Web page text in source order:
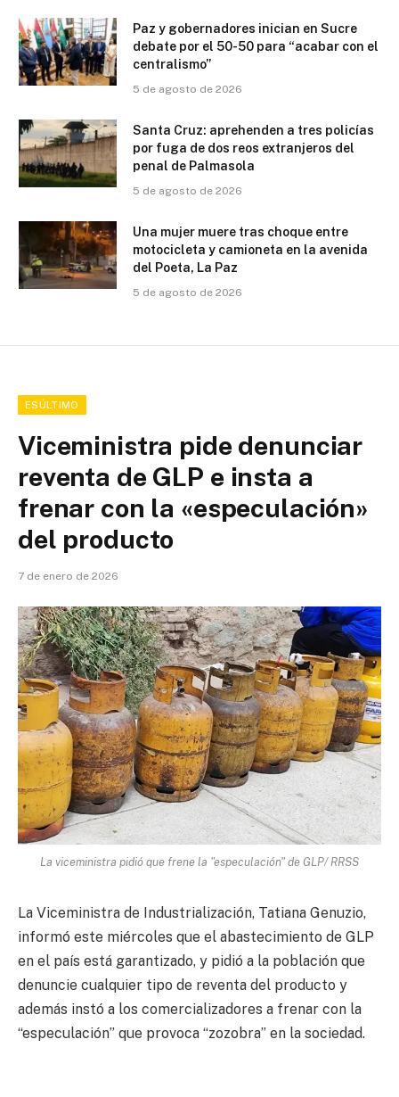
Paz y gobernadores inician en Sucre
debate por el 50-50 para “acabar con el
centralismo”
5 de agosto de 2026
Santa Cruz: aprehenden a tres policías
por fuga de dos reos extranjeros del
penal de Palmasola
5 de agosto de 2026
Una mujer muere tras choque entre
motocicleta y camioneta en la avenida
del Poeta, La Paz
5 de agosto de 2026
ESÚLTIMO
Viceministra pide denunciar
reventa de GLP e insta a
frenar con la «especulación»
del producto
7 de enero de 2026
La viceministra pidió que frene la "especulación" de GLP/ RRSS
La Viceministra de Industrialización, Tatiana Genuzio,
informó este miércoles que el abastecimiento de GLP
en el país está garantizado, y pidió a la población que
denuncie cualquier tipo de reventa del producto y
además instó a los comercializadores a frenar con la
“especulación” que provoca “zozobra” en la sociedad.